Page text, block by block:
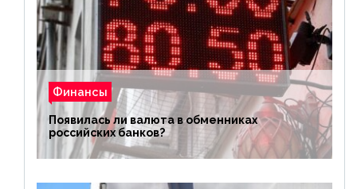
Финансы
Появилась ли валюта в обменниках
российских банков?